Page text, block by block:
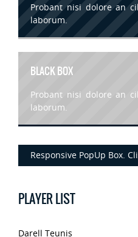
Probant nisi dolore an
laborum.
BLACK BOX
Probant nisi dolore an
laborum.
Responsive PopUp Box.
PLAYER LIST
Darell Teunis